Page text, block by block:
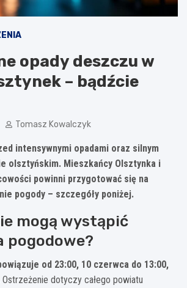
opady deszczu w
– bądźcie
Tomasz Kowalczyk
intensywnymi opadami oraz silnym
olsztyńskim. Mieszkańcy Olsztynka i
powinni przygotować się na
pogody – szczegóły poniżej.
mogą wystąpić
pogodowe?
od 23:00, 10 czerwca do 13:00,
Ostrzeżenie dotyczy całego powiatu